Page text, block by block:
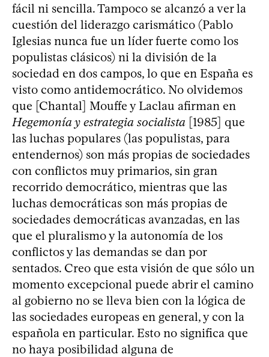
fácil ni sencilla. Tampoco se alcanzó a ver la
cuestión del liderazgo carismático (Pablo
Iglesias nunca fue un líder fuerte como los
populistas clásicos) ni la división de la
sociedad en dos campos, lo que en España es
visto como antidemocrático. No olvidemos
que [Chantal] Mouffe y Laclau afirman en
Hegemonía y estrategia socialista [1985] que
las luchas populares (las populistas, para
entendernos) son más propias de sociedades
con conflictos muy primarios, sin gran
recorrido democrático, mientras que las
luchas democráticas son más propias de
sociedades democráticas avanzadas, en las
que el pluralismo y la autonomía de los
conflictos y las demandas se dan por
sentados. Creo que esta visión de que sólo un
momento excepcional puede abrir el camino
al gobierno no se lleva bien con la lógica de
las sociedades europeas en general, y con la
española en particular. Esto no significa que
no haya posibilidad alguna de